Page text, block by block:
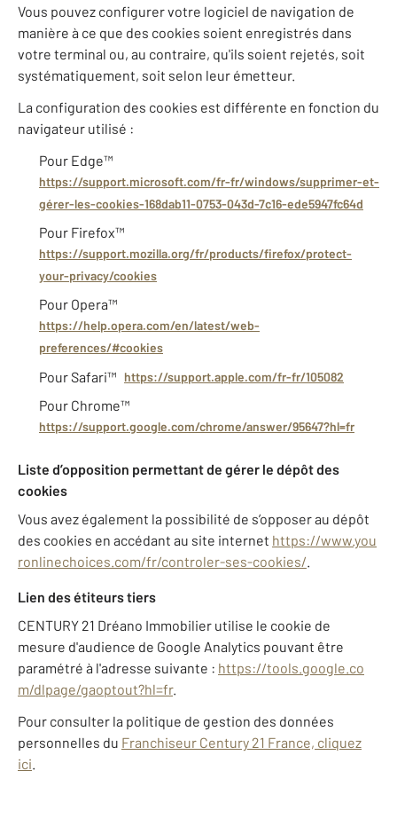
Vous pouvez configurer votre logiciel de navigation de
manière à ce que des cookies soient enregistrés dans
votre terminal ou, au contraire, qu'ils soient rejetés, soit
systématiquement, soit selon leur émetteur.
La configuration des cookies est différente en fonction du
navigateur utilisé :
Pour Edge™
https://support.microsoft.com/fr-fr/windows/supprimer-et-
gérer-les-cookies-168dab11-0753-043d-7c16-ede5947fc64d
Pour Firefox™
https://support.mozilla.org/fr/products/firefox/protect-
your-privacy/cookies
Pour Opera™
https://help.opera.com/en/latest/web-
preferences/#cookies
Pour Safari™ https://support.apple.com/fr-fr/105082
Pour Chrome™
https://support.google.com/chrome/answer/95647?hl=fr
Liste d’opposition permettant de gérer le dépôt des
cookies
Vous avez également la possibilité de s’opposer au dépôt
des cookies en accédant au site internet https://www.you
ronlinechoices.com/fr/controler-ses-cookies/.
Lien des étiteurs tiers
CENTURY 21 Dréano Immobilier utilise le cookie de
mesure d'audience de Google Analytics pouvant être
paramétré à l'adresse suivante : https://tools.google.co
m/dlpage/gaoptout?hl=fr.
Pour consulter la politique de gestion des données
personnelles du Franchiseur Century 21 France, cliquez
ici.